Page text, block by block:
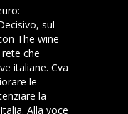
sul
The wine
che
italiane. Cva
le
la
Alla voce